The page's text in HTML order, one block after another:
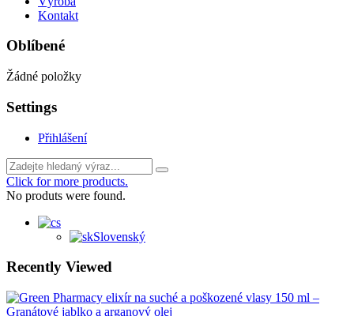
Kontakt
Oblíbené
Žádné položky
Settings
Přihlášení
Click for more products.
No produts were found.
Slovenský
Recently Viewed